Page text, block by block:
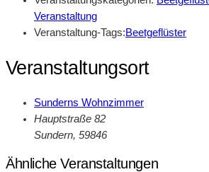
Veranstaltung
Veranstaltung-Tags:Beetgeflüster
Veranstaltungsort
Sunderns Wohnzimmer
Hauptstraße 82
Sundern, 59846
Ähnliche Veranstaltungen